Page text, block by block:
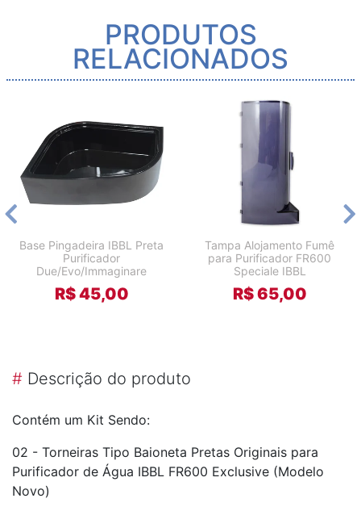
PRODUTOS
RELACIONADOS
Base Pingadeira IBBL Preta
Purificador
Due/Evo/Immaginare
R$ 45,00
Tampa Alojamento Fumê
para Purificador FR600
Speciale IBBL
R$ 65,00
# Descrição do produto
Contém um Kit Sendo:
02 - Torneiras Tipo Baioneta Pretas Originais para
Purificador de Água IBBL FR600 Exclusive (Modelo
Novo)